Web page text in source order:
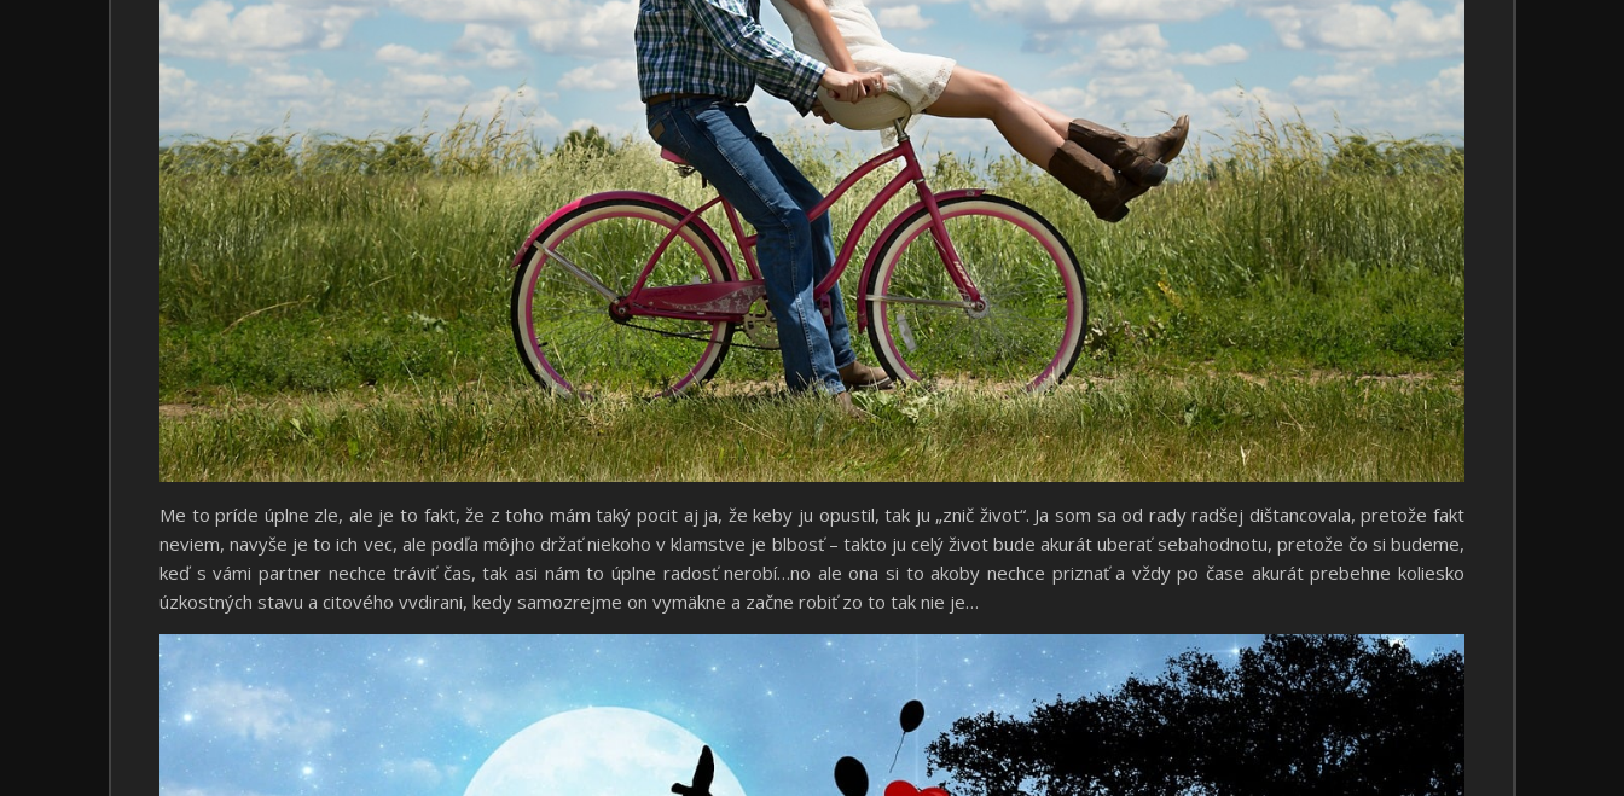
Me to príde úplne zle, ale je to fakt, že z toho mám taký pocit aj ja, že keby ju opustil, tak ju „znič život“. Ja som sa od rady radšej dištancovala, pretože fakt
neviem, navyše je to ich vec, ale podľa môjho držať niekoho v klamstve je blbosť – takto ju celý život bude akurát uberať sebahodnotu, pretože čo si budeme,
keď s vámi partner nechce tráviť čas, tak asi nám to úplne radosť nerobí…no ale ona si to akoby nechce priznať a vždy po čase akurát prebehne koliesko
úzkostných stavu a citového vvdirani, kedy samozrejme on vymäkne a začne robiť zo to tak nie je…